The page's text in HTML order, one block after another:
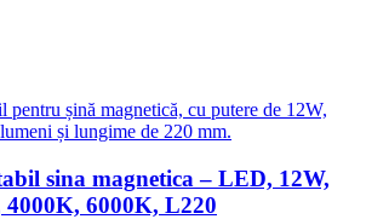
sina magnetica – LED, 12W,
6000K, L220